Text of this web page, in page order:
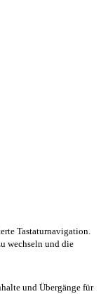
Tastaturnavigation.
wechseln und die
und Übergänge für